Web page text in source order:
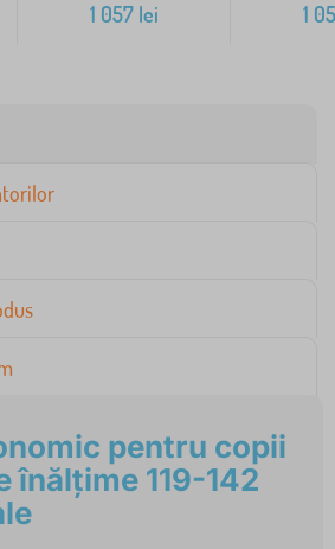
1 057 lei 1
pentru copii
înălțime 119-142